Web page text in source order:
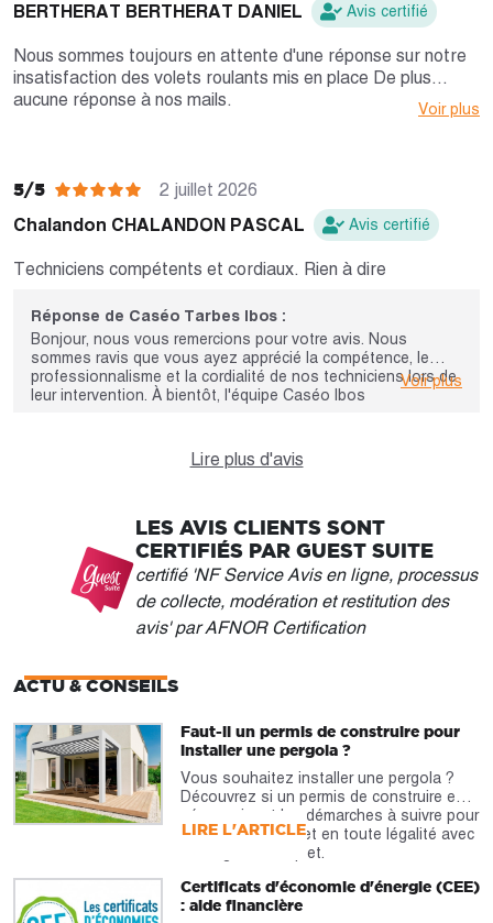
BERTHERAT BERTHERAT DANIEL
Avis certifié
Nous sommes toujours en attente d'une réponse sur notre
insatisfaction des volets roulants mis en place De plus
aucune réponse à nos mails.
Voir plus
5/5
2 juillet 2026
Chalandon CHALANDON PASCAL
Avis certifié
Techniciens compétents et cordiaux. Rien à dire
Réponse de Caséo Tarbes Ibos :
Bonjour, nous vous remercions pour votre avis. Nous
sommes ravis que vous ayez apprécié la compétence, le
professionnalisme et la cordialité de nos techniciens lors de
leur intervention. À bientôt, l'équipe Caséo Ibos
Voir plus
Lire plus d'avis
LES AVIS CLIENTS SONT
CERTIFIÉS PAR GUEST SUITE
certifié 'NF Service Avis en ligne, processus
de collecte, modération et restitution des
avis' par AFNOR Certification
ACTU & CONSEILS
Faut-il un permis de construire pour
installer une pergola ?
Vous souhaitez installer une pergola ?
Découvrez si un permis de construire est
nécessaire et les démarches à suivre pour
réaliser votre projet en toute légalité avec
notre guide complet.
LIRE L'ARTICLE
Certificats d'économie d'énergie (CEE)
: aide financière